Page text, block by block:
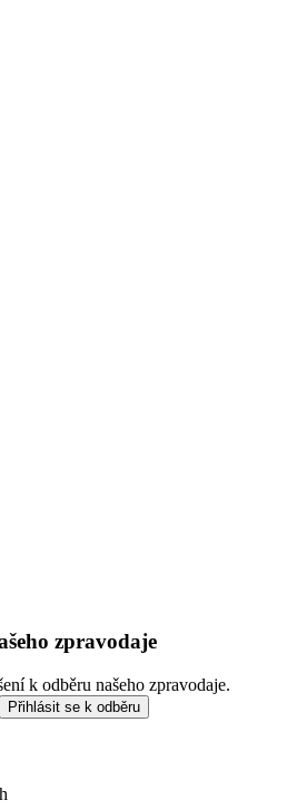
zpravodaje
k odběru našeho zpravodaje.
Přihlásit se k odběru